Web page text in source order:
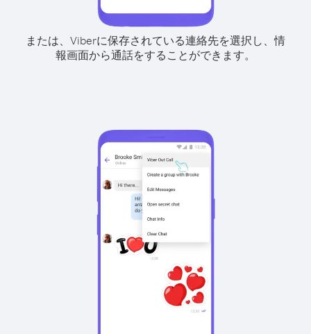
または、Viberに保存されている連絡先を選択し、情
報画面から通話をすることができます。